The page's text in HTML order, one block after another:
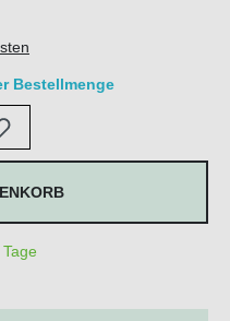
Bestellmenge
Wert ein oder